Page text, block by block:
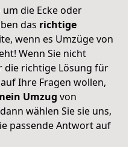
die Ecke oder
das richtige
wenn es Umzüge von
Wenn Sie nicht
die richtige Lösung für
Ihre Fragen wollen,
Umzug von
wählen Sie sie uns,
passende Antwort auf